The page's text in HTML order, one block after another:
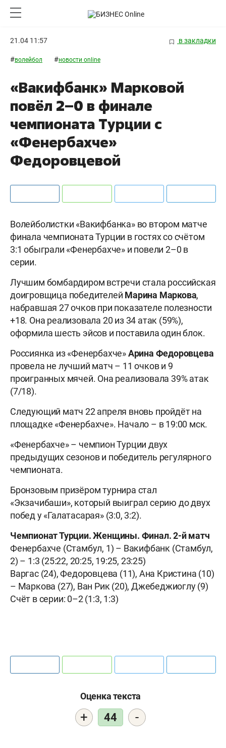
21.04 11:57 в закладки
#волейбол #новости online
«Вакифбанк» Марковой
повёл 2–0 в финале
чемпионата Турции с
«Фенербахче»
Федоровцевой
Волейболистки «Вакифбанка» во втором матче
финала чемпионата Турции в гостях со счётом
3:1 обыграли «Фенербахче» и повели 2–0 в
серии.
Лучшим бомбардиром встречи стала российская
доигровщица победителей Марина Маркова,
набравшая 27 очков при показателе полезности
+18. Она реализовала 20 из 34 атак (59%),
оформила шесть эйсов и поставила один блок.
Россиянка из «Фенербахче»Арина Федоровцева
провела не лучший матч – 11 очков и 9
проигранных мячей. Она реализовала 39% атак
(7/18).
Следующий матч 22 апреля вновь пройдёт на
площадке «Фенербахче». Начало – в 19:00 мск.
«Фенербахче» – чемпион Турции двух
предыдущих сезонов и победитель регулярного
чемпионата.
Бронзовым призёром турнира стал
«Экзачибаши», который выиграл серию до двух
побед у «Галатасарая» (3:0, 3:2).
Чемпионат Турции. Женщины. Финал. 2-й матч
Фенербахче (Стамбул, 1) – Вакифбанк (Стамбул,
2) – 1:3 (25:22, 20:25, 19:25, 23:25)
Варгас (24), Федоровцева (11), Ана Кристина (10)
– Маркова (27), Ван Рик (20), Джебеджиоглу (9)
Счёт в серии: 0–2 (1:3, 1:3)
Оценка текста
+ 44 -